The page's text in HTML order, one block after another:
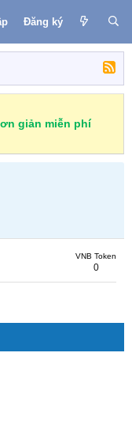
Đăng ký
giản miễn phí
VNB Token
0